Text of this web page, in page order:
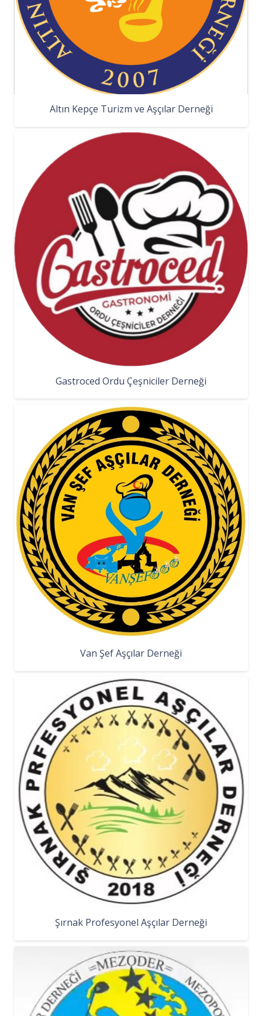
Altın Kepçe Turizm ve Aşçılar Derneği
Gastroced Ordu Çeşniciler Derneği
Van Şef Aşçılar Derneği
Şırnak Profesyonel Aşçılar Derneği